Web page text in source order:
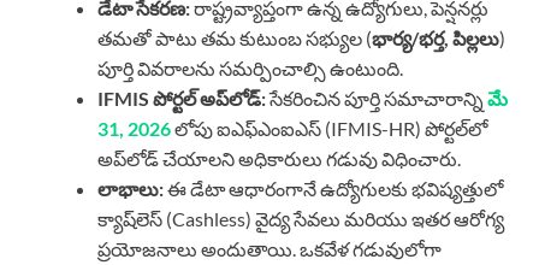
డేటా సేకరణ:రాష్ట్రవ్యాప్తంగా ఉన్న ఉద్యోగులు, పెన్షనర్లు
తమతో పాటు తమ కుటుంబ సభ్యుల (భార్య/భర్త, పిల్లలు)
పూర్తి వివరాలను సమర్పించాల్సి ఉంటుంది.
IFMIS పోర్టల్ అప్‌లోడ్:సేకరించిన పూర్తి సమాచారాన్ని మే
31, 2026లోపు ఐఎఫ్ఎంఐఎస్ (IFMIS-HR) పోర్టల్‌లో
అప్‌లోడ్ చేయాలని అధికారులు గడువు విధించారు.
లాభాలు:ఈ డేటా ఆధారంగానే ఉద్యోగులకు భవిష్యత్తులో
క్యాష్‌లెస్ (Cashless) వైద్య సేవలు మరియు ఇతర ఆరోగ్య
ప్రయోజనాలు అందుతాయి. ఒకవేళ గడువులోగా